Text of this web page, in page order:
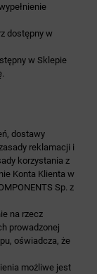
dostępny w
w Sklepie
dostawy
reklamacji i
korzystania z
Konta Klienta w
Sp. z
na rzecz
prowadzonej
oświadcza, że
możliwe jest